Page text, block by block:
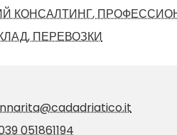
КОНСАЛТИНГ,
ПЕРЕВОЗКИ
051861194